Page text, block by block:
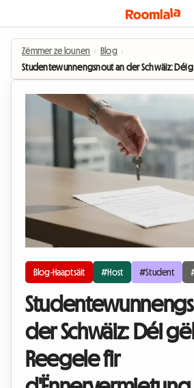
Zëmmer ze lounen › Blog ›
Studentewunnengsnout an der Schwäiz: Déi
Blog-Haaptsäit #Host #Student
der Schwäiz: Déi
Reegele fir